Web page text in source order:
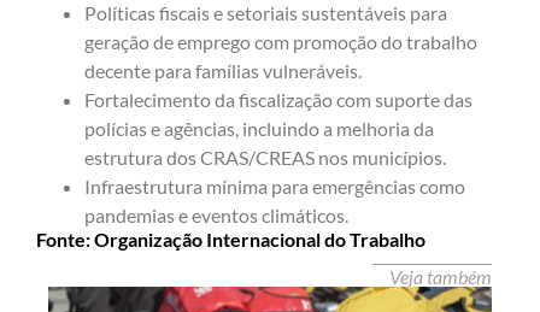
Políticas fiscais e setoriais sustentáveis para
geração de emprego com promoção do trabalho
decente para famílias vulneráveis.
Fortalecimento da fiscalização com suporte das
polícias e agências, incluindo a melhoria da
estrutura dos CRAS/CREAS nos municípios.
Infraestrutura mínima para emergências como
pandemias e eventos climáticos.
Fonte: Organização Internacional do Trabalho
Veja também